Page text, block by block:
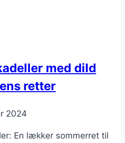
med dild
retter
2024
En lækker sommerret til